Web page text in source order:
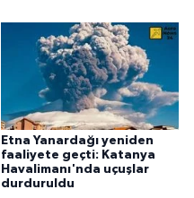
Etna Yanardağı yeniden
faaliyete geçti: Katanya
Havalimanı'nda uçuşlar
durduruldu